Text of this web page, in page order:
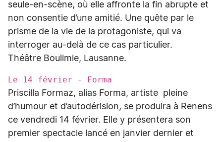
seule-en-scène, où elle affronte la fin abrupte et
non consentie d’une amitié. Une quête par le
prisme de la vie de la protagoniste, qui va
interroger au-delà de ce cas particulier.
Théâtre Boulimie, Lausanne.
Le 14 février - Forma
Priscilla Formaz, alias Forma, artiste pleine
d’humour et d’autodérision, se produira à Renens
ce vendredi 14 février. Elle y présentera son
premier spectacle lancé en janvier dernier et